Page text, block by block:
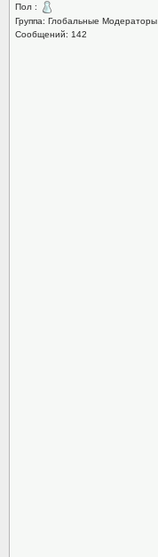
Пол :
Группа: Глобальные Модераторы
Сообщений: 142